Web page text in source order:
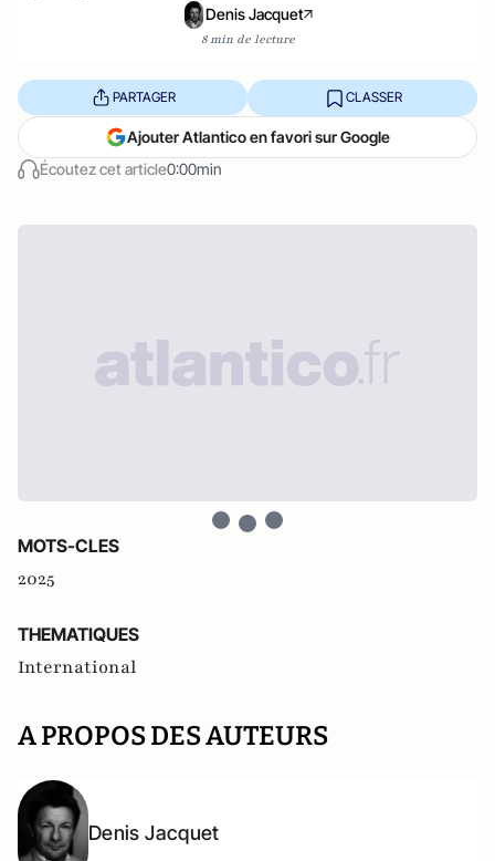
Denis Jacquet
8 min de lecture
Écoutez cet article0:00min
PARTAGER CLASSER
Ajouter Atlantico en favori sur Google
MOTS-CLES
2025
THEMATIQUES
International
A PROPOS DES AUTEURS
Denis Jacquet